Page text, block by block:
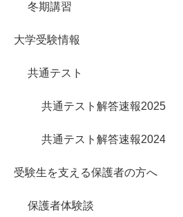
冬期講習
大学受験情報
共通テスト
共通テスト解答速報2025
共通テスト解答速報2024
受験生を支える保護者の方へ
保護者体験談